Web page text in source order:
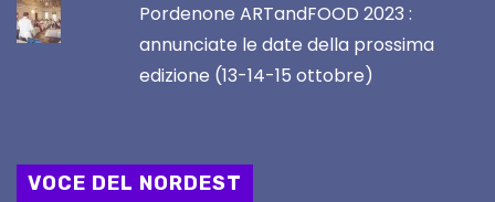
Pordenone ARTandFOOD 2023 :
annunciate le date della prossima
edizione (13-14-15 ottobre)
VOCE DEL NORDEST